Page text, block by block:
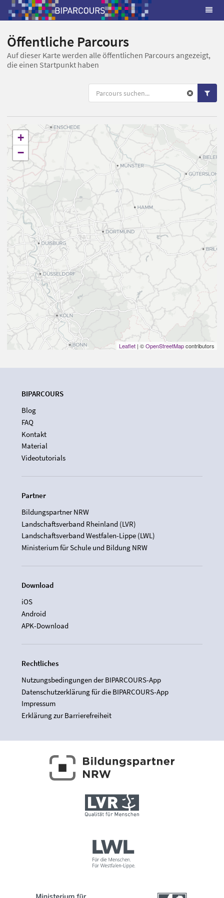
Öffentliche Parcours
Auf dieser Karte werden alle öffentlichen Parcours angezeigt,
die einen Startpunkt haben
+
−
Leaflet | ©OpenStreetMapcontributors
BIPARCOURS
Blog
FAQ
Kontakt
Material
Videotutorials
Partner
Bildungspartner NRW
Landschaftsverband Rheinland (LVR)
Landschaftsverband Westfalen-Lippe (LWL)
Ministerium für Schule und Bildung NRW
Download
iOS
Android
APK-Download
Rechtliches
Nutzungsbedingungen der BIPARCOURS-App
Datenschutzerklärung für die BIPARCOURS-App
Impressum
Erklärung zur Barrierefreiheit